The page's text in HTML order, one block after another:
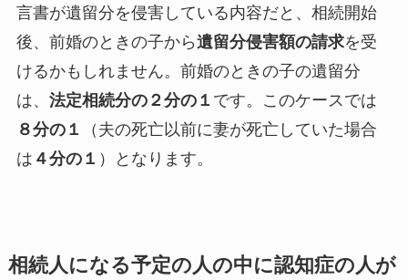
言書が遺留分を侵害している内容だと、相続開始
後、前婚のときの子から遺留分侵害額の請求を受
けるかもしれません。前婚のときの子の遺留分
は、 法定相続分の２分の１ です。このケースでは
８分の１
（夫の死亡以前に妻が死亡していた場合
は ４分の１ ）となります。
相続人になる予定の人の中に認知症の人が